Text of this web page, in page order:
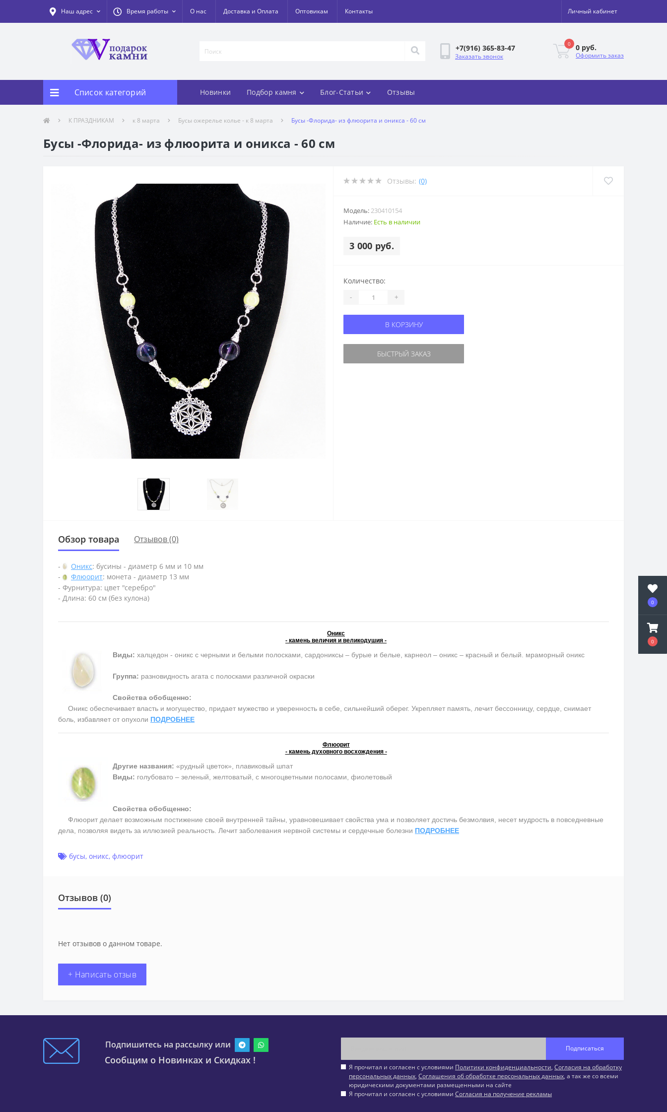
0
0
Наш адрес Время работы О нас Доставка и Оплата Оптовикам Контакты Личный кабинет
+7(916) 365-83-47
Заказать звонок
0 0 руб.
Оформить заказ
Список категорий Новинки Подбор камня Блог-Статьи Отзывы
К ПРАЗДНИКАМ к 8 марта Бусы ожерелье колье - к 8 марта Бусы -Флорида- из флюорита и оникса - 60 см
Бусы -Флорида- из флюорита и оникса - 60 см
Отзывы: (0)
Модель: 230410154
Наличие: Есть в наличии
3 000 руб.
Количество:
- +
В КОРЗИНУ
БЫСТРЫЙ ЗАКАЗ
Обзор товара Отзывов (0)
- Оникс: бусины - диаметр 6 мм и 10 мм
-
Флюорит: монета - диаметр 13 мм
- Фурнитура: цвет "серебро"
- Длина: 60 см (без кулона)
Оникс
- камень величия и великодушия -
Виды: халцедон - оникс с черными и белыми полосками, сардониксы – бурые и белые, карнеол – оникс – красный и белый. мраморный оникс
Группа: разновидность агата с полосками различной окраски
Свойства обобщенно:
Оникс обеспечивает власть и могущество, придает мужество и уверенность в себе, сильнейший оберег. Укрепляет память, лечит бессонницу, сердце, снимает
боль, избавляет от опухоли ПОДРОБНЕЕ
Флюорит
- камень духовного восхождения -
Другие названия: «рудный цветок», плавиковый шпат
Виды: голубовато – зеленый, желтоватый, с многоцветными полосами, фиолетовый
Свойства обобщенно:
Флюорит делает возможным постижение своей внутренней тайны, уравновешивает свойства ума и позволяет достичь безмолвия, несет мудрость в повседневные
дела, позволяя видеть за иллюзией реальность. Лечит заболевания нервной системы и сердечные болезни ПОДРОБНЕЕ
бусы, оникс, флюорит
Отзывов (0)
Нет отзывов о данном товаре.
+ Написать отзыв
Подпишитесь на рассылку или
Сообщим о Новинках и Скидках !
Подписаться
Я прочитал и согласен с условиями Политики конфиденциальности, Согласия на обработку
персональных данных, Соглашения об обработке персональных данных, а так же со всеми
юридическими документами размещенными на сайте
Я прочитал и согласен с условиями Согласия на получение рекламы